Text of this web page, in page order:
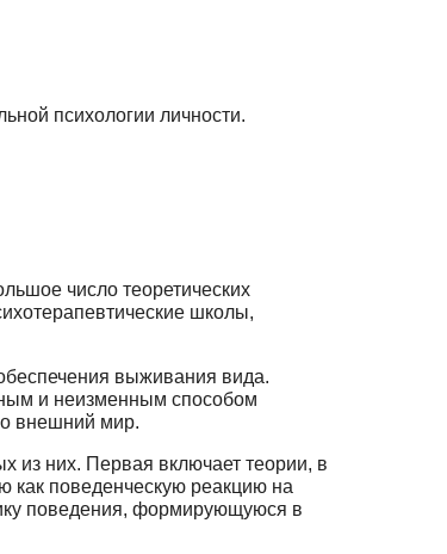
психологии личности.
число теоретических
школы,
выживания вида.
и неизменным способом
внешний мир.
из них. Первая включает теории, в
как поведенческую реакцию на
поведения, формирующуюся в